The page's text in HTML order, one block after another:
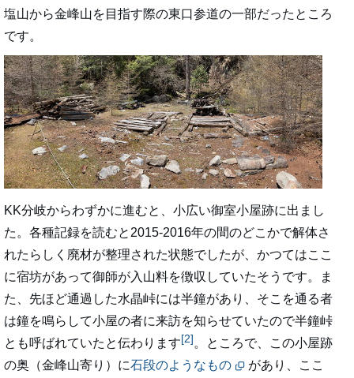
塩山から金峰山を目指す際の東口参道の一部だったところ
です。
KK分岐からわずかに進むと、小広い御室小屋跡に出まし
た。各種記録を読むと2015-2016年の間のどこかで解体さ
れたらしく廃材が整理された状態でしたが、かつてはここ
に宿坊があって御師が入山料を徴収していたそうです。ま
た、先ほど通過した水晶峠には半鐘があり、そこを通る者
は鐘を鳴らして小屋の者に来訪を知らせていたので半鐘峠
とも呼ばれていたと伝わります[2]。ところで、この小屋跡
の奥（金峰山寄り）に石段のようなもの
があり、ここ